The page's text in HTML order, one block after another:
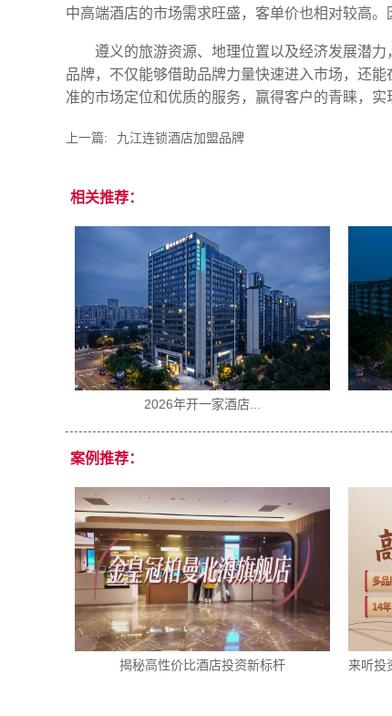
中高端酒店的市场需求旺盛，客单价也相对较高
遵义的旅游资源、地理位置以及经济发展潜
品牌，不仅能够借助品牌力量快速进入市场，还
准的市场定位和优质的服务，赢得客户的青睐，实
上一篇: 九江连锁酒店加盟品牌
相关推荐：
物业选址怎么判
案例推荐：
揭秘高性价比酒店投资新标杆
来听投